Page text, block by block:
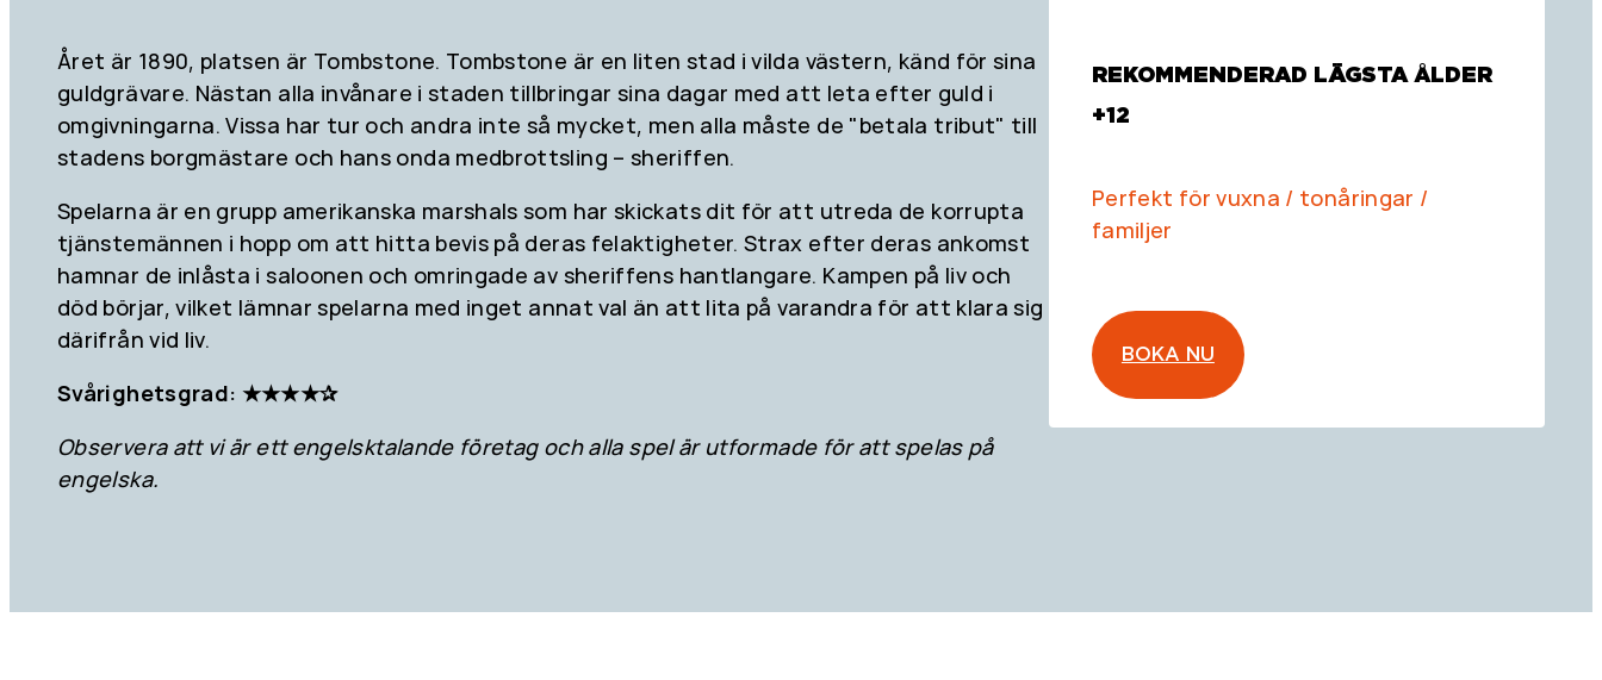
Året är 1890, platsen är Tombstone. Tombstone är en liten stad i vilda västern, känd för sina
guldgrävare. Nästan alla invånare i staden tillbringar sina dagar med att leta efter guld i
omgivningarna. Vissa har tur och andra inte så mycket, men alla måste de "betala tribut" till
stadens borgmästare och hans onda medbrottsling – sheriffen.
Spelarna är en grupp amerikanska marshals som har skickats dit för att utreda de korrupta
tjänstemännen i hopp om att hitta bevis på deras felaktigheter. Strax efter deras ankomst
hamnar de inlåsta i saloonen och omringade av sheriffens hantlangare. Kampen på liv och
död börjar, vilket lämnar spelarna med inget annat val än att lita på varandra för att klara sig
därifrån vid liv.
Svårighetsgrad: ★★★★✰
Observera att vi är ett engelsktalande företag och alla spel är utformade för att spelas på
engelska.
REKOMMENDERAD LÄGSTA ÅLDER
+12
Perfekt för vuxna / tonåringar /
familjer
BOKA NU